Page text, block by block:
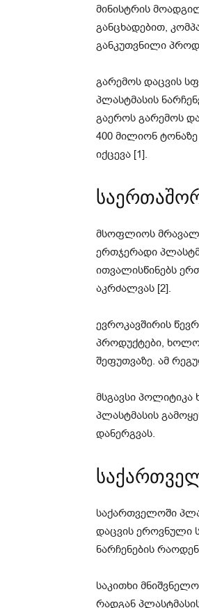
მინისტრის
განცხადებით,
განკუთვნილი
გარემოს დაცვის
პლასტმასის
გაეროს გარემოს
400 მილიონ
იქცევა [1].
მსოფლიოს მრავალ
ერთჯერადი
ითვალისწინებს
აკრძალვას [2].
ევროკავშირის
პროდუქტები, ხოლო
შეფუთვაზე. ამ
მსგავსი პოლიტიკა
პლასტმასის
დანერგვას.
საქართველოში
დაცვის ეროვნული
ნარჩენების
საკითხი
რადგან